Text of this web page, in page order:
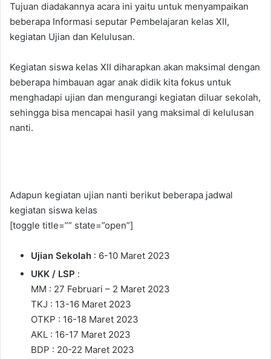
Tujuan diadakannya acara ini yaitu untuk menyampaikan
beberapa Informasi seputar Pembelajaran kelas XII,
kegiatan Ujian dan Kelulusan.
Kegiatan siswa kelas XII diharapkan akan maksimal dengan
beberapa himbauan agar anak didik kita fokus untuk
menghadapi ujian dan mengurangi kegiatan diluar sekolah,
sehingga bisa mencapai hasil yang maksimal di kelulusan
nanti.
Adapun kegiatan ujian nanti berikut beberapa jadwal
kegiatan siswa kelas
[toggle title=”” state=”open”]
Ujian Sekolah : 6-10 Maret 2023
UKK / LSP :
MM : 27 Februari – 2 Maret 2023
TKJ : 13-16 Maret 2023
OTKP : 16-18 Maret 2023
AKL : 16-17 Maret 2023
BDP : 20-22 Maret 2023